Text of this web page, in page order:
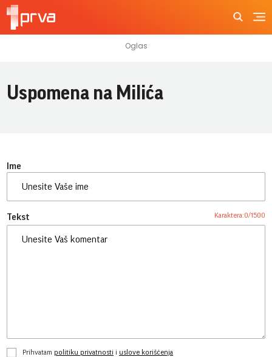
Uspomena na Milića
Ime
Tekst Karaktera:0/1500
Prihvatam politiku privatnosti i uslove korišćenja